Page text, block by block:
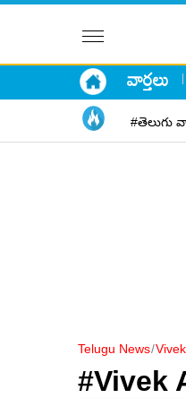
వార్తలు
#తెలుగు
Telugu News/
#Vivek